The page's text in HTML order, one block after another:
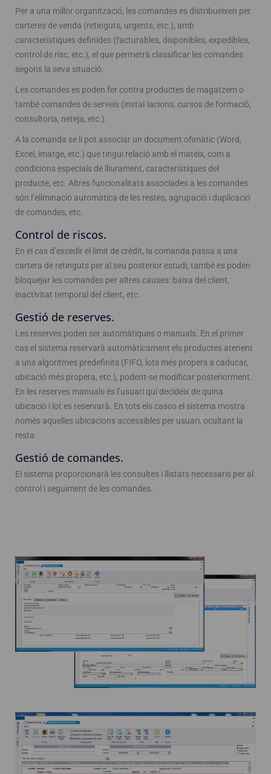
Per a una millor organització, les comandes es distribueixen per
carteres de venda (retinguts, urgents, etc.), amb
característiques definides (facturables, disponibles, expedibles,
control de risc, etc.), el que permetrà classificar les comandes
segons la seva situació.
Les comandes es poden fer contra productes de magatzem o
també comandes de serveis (instal·lacions, cursos de formació,
consultoria, neteja, etc.).
A la comanda se li pot associar un document ofimàtic (Word,
Excel, imatge, etc.) que tingui relació amb el mateix, com a
condicions especials de lliurament, característiques del
producte, etc. Altres funcionalitats associades a les comandes
són l’eliminació automàtica de les restes, agrupació i duplicació
de comandes, etc.
Control de riscos.
En el cas d’excedir el límit de crèdit, la comanda passa a una
cartera de retinguts per al seu posterior estudi, també es poden
bloquejar les comandes per altres causes: baixa del client,
inactivitat temporal del client, etc.
Gestió de reserves.
Les reserves poden ser automàtiques o manuals. En el primer
cas el sistema reservarà automàticament els productes atenent
a uns algoritmes predefinits (FIFO, lots més propers a caducar,
ubicació més propera, etc.), podent-se modificar posteriorment.
En les reserves manuals és l’usuari qui decideix de quina
ubicació i lot es reservarà. En tots els casos el sistema mostra
només aquelles ubicacions accessibles per usuari, ocultant la
resta.
Gestió de comandes.
El sistema proporcionarà les consultes i llistats necessaris per al
control i seguiment de les comandes.